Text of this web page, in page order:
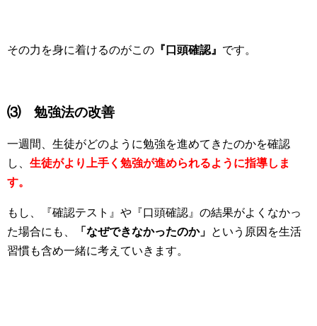
その力を身に着けるのがこの 『口頭確認』 です。
⑶ 勉強法の改善
一週間、生徒がどのように勉強を進めてきたのかを確認
し、 生徒がより上手く勉強が進められるように指導しま
す。
もし、『確認テスト』や『口頭確認』の結果がよくなかっ
た場合にも、
「なぜできなかったのか」 という原因を生活
習慣も含め一緒に考えていきます。